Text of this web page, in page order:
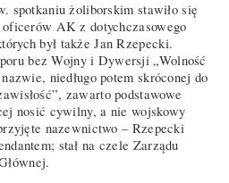
spotkaniu żoliborskim stawiło się
oficerów AK z dotychczasowego
był także Jan Rzepecki.
bez Wojny i Dywersji „Wolność
niedługo potem skróconej do
zawarto podstawowe
nosić cywilny, a nie wojskowy
nazewnictwo – Rzepecki
stał na czele Zarządu